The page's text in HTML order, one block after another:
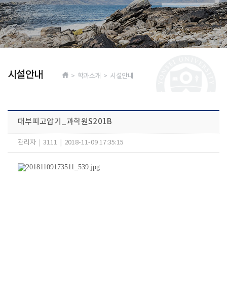
시설안내 > 학과소개 > 시설안내
대부피고압기_과학원S201B
관리자 3111 2018-11-09 17:35:15